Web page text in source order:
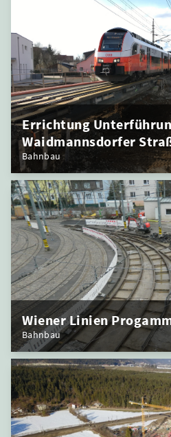
Errichtung
Waidmannsdorfer
Bahnbau
Wiener Linien
Bahnbau